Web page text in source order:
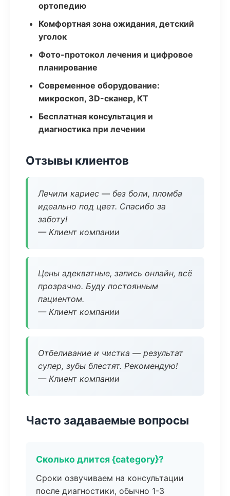
ортопедию
Комфортная зона ожидания, детский
уголок
Фото-протокол лечения и цифровое
планирование
Современное оборудование:
микроскоп, 3D-сканер, КТ
Бесплатная консультация и
диагностика при лечении
Отзывы клиентов
Лечили кариес — без боли, пломба
идеально под цвет. Спасибо за
заботу!
— Клиент компании
Цены адекватные, запись онлайн, всё
прозрачно. Буду постоянным
пациентом.
— Клиент компании
Отбеливание и чистка — результат
супер, зубы блестят. Рекомендую!
— Клиент компании
Часто задаваемые вопросы
Сколько длится {category}?
Сроки озвучиваем на консультации
после диагностики, обычно 1-3